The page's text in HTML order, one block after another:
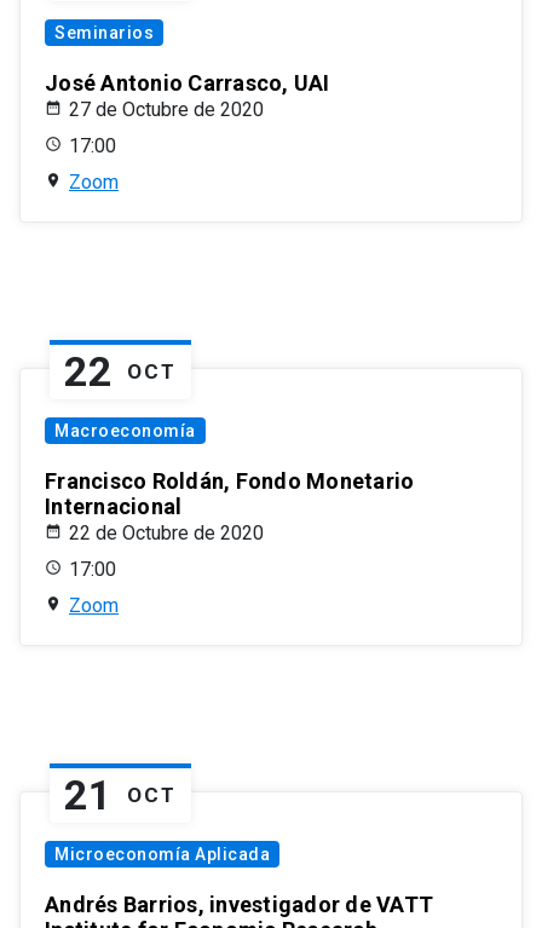
Seminarios
José Antonio Carrasco, UAI
27 de Octubre de 2020
17:00
Zoom
22 OCT
Macroeconomía
Francisco Roldán, Fondo Monetario
Internacional
22 de Octubre de 2020
17:00
Zoom
21 OCT
Microeconomía Aplicada
Andrés Barrios, investigador de VATT